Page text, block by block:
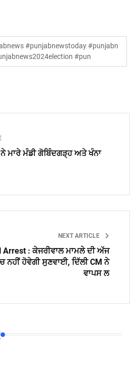
#punjabnewstoday #punjabn
#pun
ਮਾਰੇ ਮੰਡੀ ਗੋਬਿੰਦਗੜ੍ਹ ਅਤੇ ਖੰਨਾ
NEXT ARTICLE
Arrest : ਕੇਜਰੀਵਾਲ ਮਾਮਲੇ ਦੀ ਅੱਜ
ਨਹੀਂ ਹੋਵੇਗੀ ਸੁਣਵਾਈ, ਦਿੱਲੀ CM ਨੇ
ਵਾਪਸ ਲ